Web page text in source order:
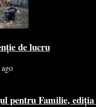
de lucru
pentru Familie,